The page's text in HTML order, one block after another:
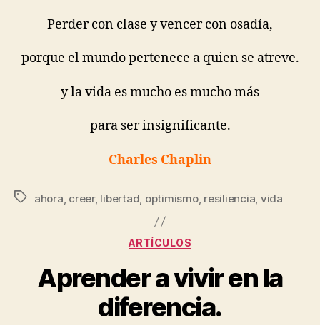
Perder con clase y vencer con osadía,
porque el mundo pertenece a quien se atreve.
y la vida es mucho es mucho más
para ser insignificante.
Charles Chaplin
ahora, creer, libertad, optimismo, resiliencia, vida
ARTÍCULOS
Aprender a vivir en la
diferencia.